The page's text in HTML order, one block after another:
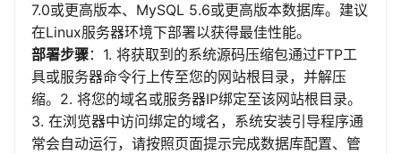
7.0或更高版本、MySQL 5.6或更高版本数据库。建议
在Linux服务器环境下部署以获得最佳性能。
部署步骤：1. 将获取到的系统源码压缩包通过FTP工
具或服务器命令行上传至您的网站根目录，并解压
缩。2. 将您的域名或服务器IP绑定至该网站根目录。
3. 在浏览器中访问绑定的域名，系统安装引导程序通
常会自动运行，请按照页面提示完成数据库配置、管